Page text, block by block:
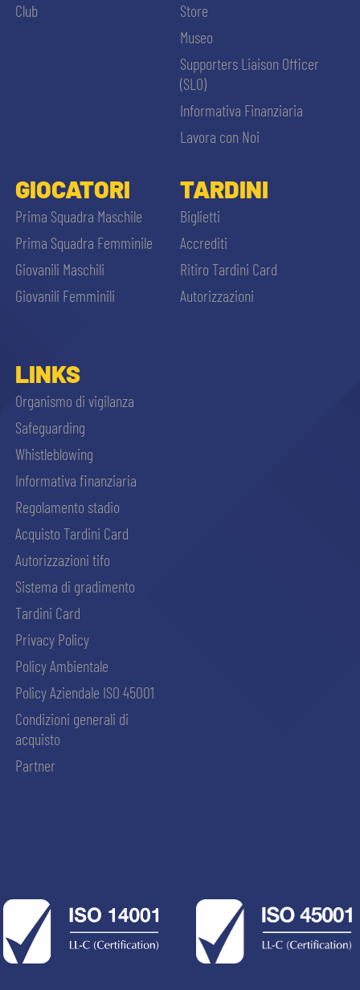
Club
Store
Museo
Supporters Liaison Officer
(SLO)
Informativa Finanziaria
Lavora con Noi
GIOCATORI
Prima Squadra Maschile
Prima Squadra Femminile
Giovanili Maschili
Giovanili Femminili
TARDINI
Biglietti
Accrediti
Ritiro Tardini Card
Autorizzazioni
LINKS
Organismo di vigilanza
Safeguarding
Whistleblowing
Informativa finanziaria
Regolamento stadio
Acquisto Tardini Card
Autorizzazioni tifo
Sistema di gradimento
Tardini Card
Privacy Policy
Policy Ambientale
Policy Aziendale ISO 45001
Condizioni generali di
acquisto
Partner